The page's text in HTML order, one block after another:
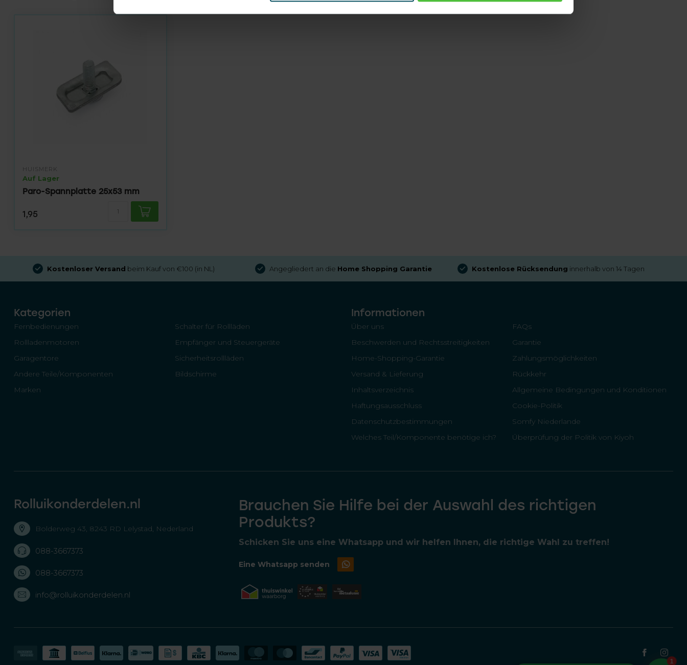
HUISMERK
Auf Lager
Paro-Spannplatte 25x53 mm
1,95
Kostenloser Versand beim Kauf von €100 (in NL) Angegliedert an die Home Shopping Garantie Kostenlose Rücksendung innerhalb von 14 Tagen
Kategorien
Fernbedienungen
Schalter für Rollläden
Rollladenmotoren
Empfänger und Steuergeräte
Garagentore
Sicherheitsrollläden
Andere Teile/Komponenten
Bildschirme
Marken
Informationen
Über uns
FAQs
Beschwerden und Rechtsstreitigkeiten
Garantie
Home-Shopping-Garantie
Zahlungsmöglichkeiten
Versand & Lieferung
Rückkehr
Inhaltsverzeichnis
Allgemeine Bedingungen und Konditionen
Haftungsausschluss
Cookie-Politik
Datenschutzbestimmungen
Somfy Niederlande
Welches Teil/Komponente benötige ich?
Überprüfung der Politik von Kiyoh
Rolluikonderdelen.nl
Bolderweg 43, 8243 RD Lelystad, Nederland
088-3667373
088-3667373
info@rolluikonderdelen.nl
Brauchen Sie Hilfe bei der Auswahl des richtigen
Produkts?
Schicken Sie uns eine Whatsapp und wir helfen Ihnen, die richtige Wahl zu treffen!
Eine Whatsapp senden